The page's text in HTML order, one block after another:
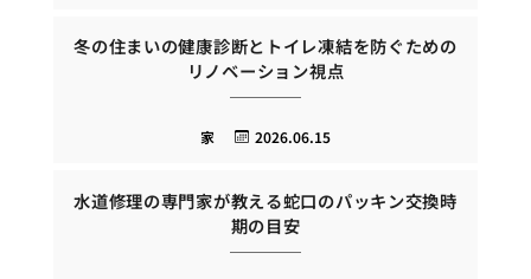
冬の住まいの健康診断とトイレ凍結を防ぐための
リノベーション視点
2026.06.15
家
水道修理の専門家が教える蛇口のパッキン交換時
期の目安